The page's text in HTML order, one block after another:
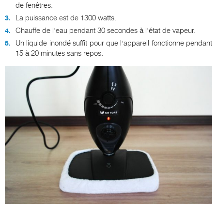
de fenêtres.
La puissance est de 1300 watts.
Chauffe de l'eau pendant 30 secondes à l'état de vapeur.
Un liquide inondé suffit pour que l'appareil fonctionne pendant
15 à 20 minutes sans repos.